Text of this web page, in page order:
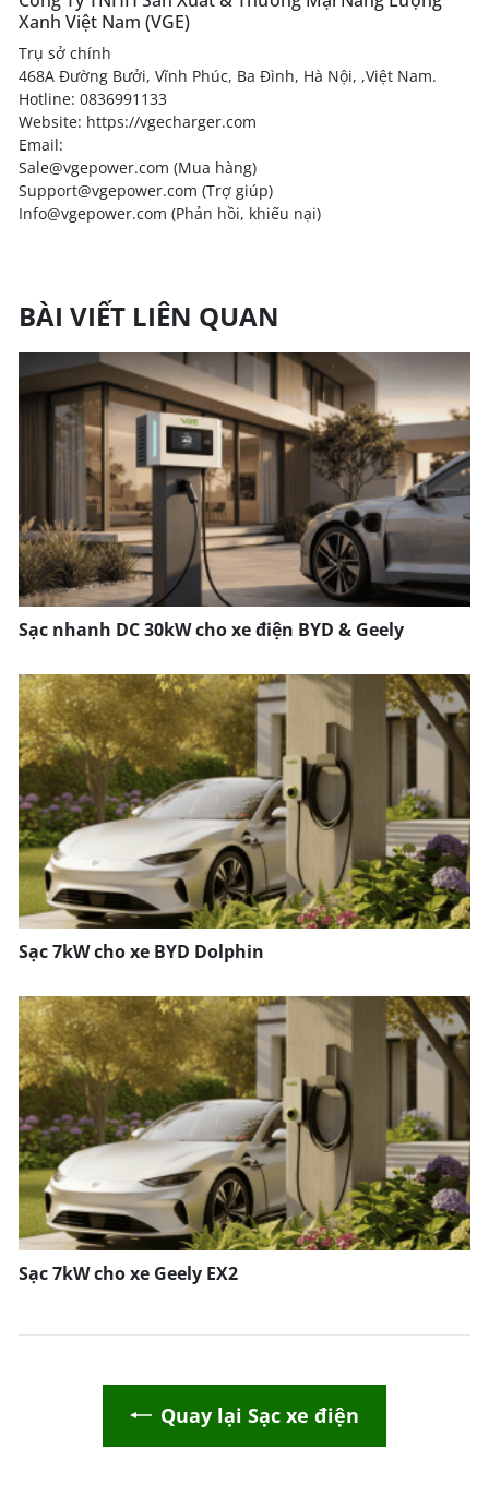
Xanh Việt Nam (VGE)
Trụ sở chính
468A Đường Bưởi, Vĩnh Phúc, Ba Đình, Hà Nội, ,Việt Nam.
Hotline: 0836991133
Website: https://vgecharger.com
Email:
Sale@vgepower.com (Mua hàng)
Support@vgepower.com (Trợ giúp)
Info@vgepower.com (Phản hồi, khiếu nại)
BÀI VIẾT LIÊN QUAN
Sạc nhanh DC 30kW cho xe điện BYD & Geely
Sạc 7kW cho xe BYD Dolphin
Sạc 7kW cho xe Geely EX2
Quay lại Sạc xe điện